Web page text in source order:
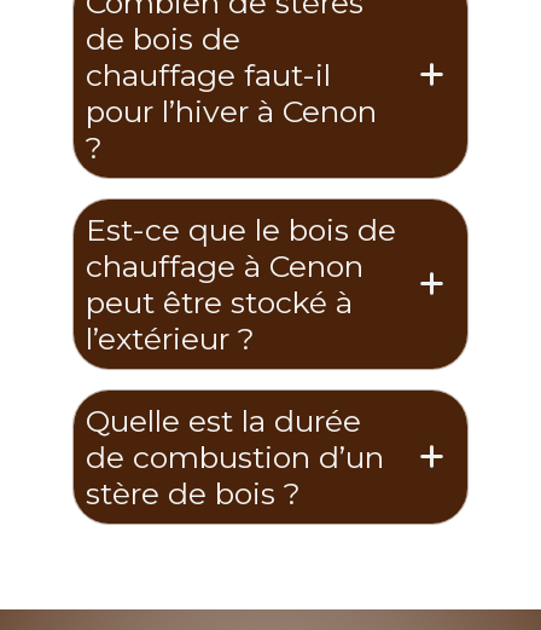
de bois de
chauffage faut-il
pour l’hiver à Cenon
?
Est-ce que le bois de
chauffage à Cenon
peut être stocké à
l’extérieur ?
Quelle est la durée
de combustion d’un
stère de bois ?